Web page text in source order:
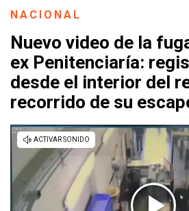
NACIONAL
Nuevo video de la
ex Penitenciaría:
desde el interior del
recorrido de su